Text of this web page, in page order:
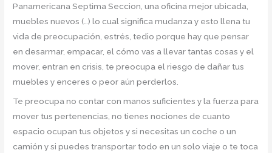
Panamericana Septima Seccion, una oficina mejor ubicada,
muebles nuevos (…) lo cual significa mudanza y esto llena tu
vida de preocupación, estrés, tedio porque hay que pensar
en desarmar, empacar, el cómo vas a llevar tantas cosas y el
mover, entran en crisis, te preocupa el riesgo de dañar tus
muebles y enceres o peor aún perderlos.
Te preocupa no contar con manos suficientes y la fuerza para
mover tus pertenencias, no tienes nociones de cuanto
espacio ocupan tus objetos y si necesitas un coche o un
camión y si puedes transportar todo en un solo viaje o te toca